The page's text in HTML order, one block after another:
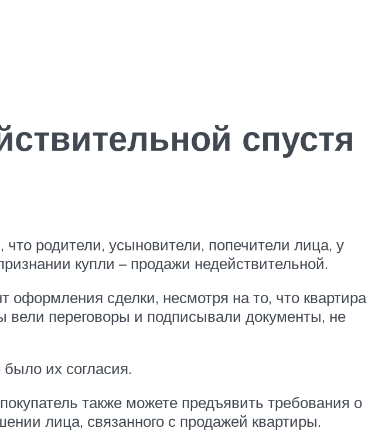
спустя
родители, усыновители, попечители лица, у
купли – продажи недействительной.
оформления сделки, несмотря на то, что квартира
вели переговоры и подписывали документы, не
их согласия.
также можете предъявить требования о
лица, связанного с продажей квартиры.